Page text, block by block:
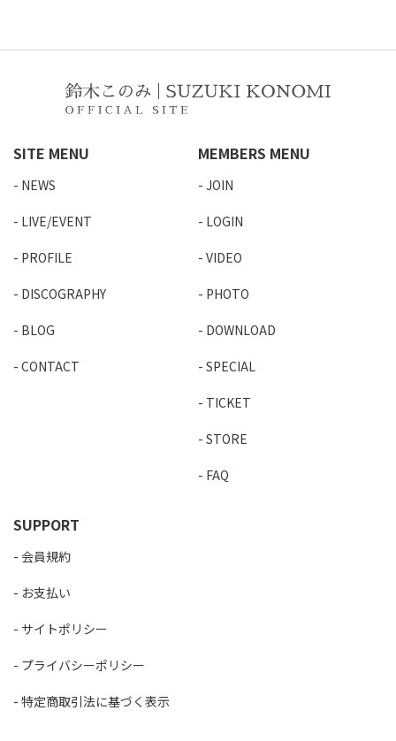
SITE MENU
NEWS
LIVE/EVENT
PROFILE
DISCOGRAPHY
BLOG
CONTACT
MEMBERS MENU
JOIN
LOGIN
VIDEO
PHOTO
DOWNLOAD
SPECIAL
TICKET
STORE
FAQ
SUPPORT
会員規約
お支払い
サイトポリシー
プライバシーポリシー
特定商取引法に基づく表示